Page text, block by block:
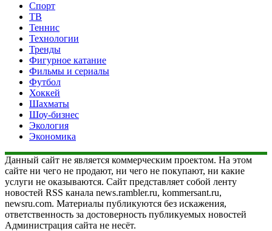
Спорт
ТВ
Теннис
Технологии
Тренды
Фигурное катание
Фильмы и сериалы
Футбол
Хоккей
Шахматы
Шоу-бизнес
Экология
Экономика
Данный сайт не является коммерческим проектом. На этом
сайте ни чего не продают, ни чего не покупают, ни какие
услуги не оказываются. Сайт представляет собой ленту
новостей RSS канала news.rambler.ru, kommersant.ru,
newsru.com. Материалы публикуются без искажения,
ответственность за достоверность публикуемых новостей
Администрация сайта не несёт.